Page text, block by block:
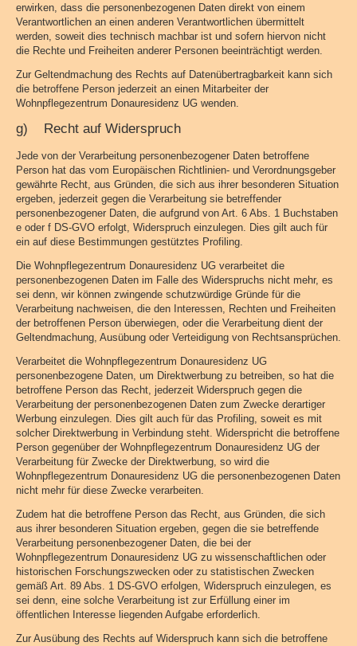
erwirken, dass die personenbezogenen Daten direkt von einem
Verantwortlichen an einen anderen Verantwortlichen übermittelt
werden, soweit dies technisch machbar ist und sofern hiervon nicht
die Rechte und Freiheiten anderer Personen beeinträchtigt werden.
Zur Geltendmachung des Rechts auf Datenübertragbarkeit kann sich
die betroffene Person jederzeit an einen Mitarbeiter der
Wohnpflegezentrum Donauresidenz UG wenden.
g) Recht auf Widerspruch
Jede von der Verarbeitung personenbezogener Daten betroffene
Person hat das vom Europäischen Richtlinien- und Verordnungsgeber
gewährte Recht, aus Gründen, die sich aus ihrer besonderen Situation
ergeben, jederzeit gegen die Verarbeitung sie betreffender
personenbezogener Daten, die aufgrund von Art. 6 Abs. 1 Buchstaben
e oder f DS-GVO erfolgt, Widerspruch einzulegen. Dies gilt auch für
ein auf diese Bestimmungen gestütztes Profiling.
Die Wohnpflegezentrum Donauresidenz UG verarbeitet die
personenbezogenen Daten im Falle des Widerspruchs nicht mehr, es
sei denn, wir können zwingende schutzwürdige Gründe für die
Verarbeitung nachweisen, die den Interessen, Rechten und Freiheiten
der betroffenen Person überwiegen, oder die Verarbeitung dient der
Geltendmachung, Ausübung oder Verteidigung von Rechtsansprüchen.
Verarbeitet die Wohnpflegezentrum Donauresidenz UG
personenbezogene Daten, um Direktwerbung zu betreiben, so hat die
betroffene Person das Recht, jederzeit Widerspruch gegen die
Verarbeitung der personenbezogenen Daten zum Zwecke derartiger
Werbung einzulegen. Dies gilt auch für das Profiling, soweit es mit
solcher Direktwerbung in Verbindung steht. Widerspricht die betroffene
Person gegenüber der Wohnpflegezentrum Donauresidenz UG der
Verarbeitung für Zwecke der Direktwerbung, so wird die
Wohnpflegezentrum Donauresidenz UG die personenbezogenen Daten
nicht mehr für diese Zwecke verarbeiten.
Zudem hat die betroffene Person das Recht, aus Gründen, die sich
aus ihrer besonderen Situation ergeben, gegen die sie betreffende
Verarbeitung personenbezogener Daten, die bei der
Wohnpflegezentrum Donauresidenz UG zu wissenschaftlichen oder
historischen Forschungszwecken oder zu statistischen Zwecken
gemäß Art. 89 Abs. 1 DS-GVO erfolgen, Widerspruch einzulegen, es
sei denn, eine solche Verarbeitung ist zur Erfüllung einer im
öffentlichen Interesse liegenden Aufgabe erforderlich.
Zur Ausübung des Rechts auf Widerspruch kann sich die betroffene